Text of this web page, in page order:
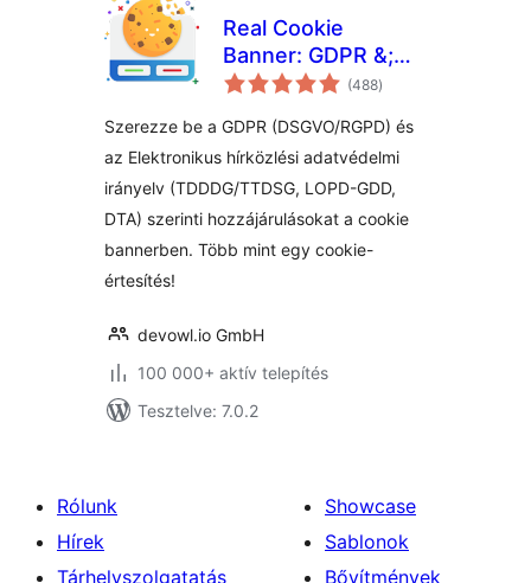
Real Cookie
Banner: GDPR &;
ePrivacy Cookie
(488értékelés
összesen
)
Szerezze be a GDPR (DSGVO/RGPD) és
az Elektronikus hírközlési adatvédelmi
irányelv (TDDDG/TTDSG, LOPD-GDD,
DTA) szerinti hozzájárulásokat a cookie
bannerben. Több mint egy cookie-
értesítés!
devowl.io GmbH
100 000+ aktív telepítés
Tesztelve: 7.0.2
Rólunk
Hírek
Tárhelyszolgatatás
Showcase
Sablonok
Bővítmények